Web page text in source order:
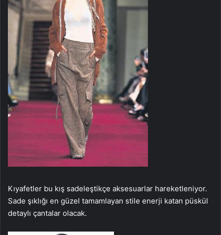
Kıyafetler bu kış sadeleştikçe aksesuarlar hareketleniyor.
Sade şıklığı en güzel tamamlayan stile enerji katan püskül
detaylı çantalar olacak.